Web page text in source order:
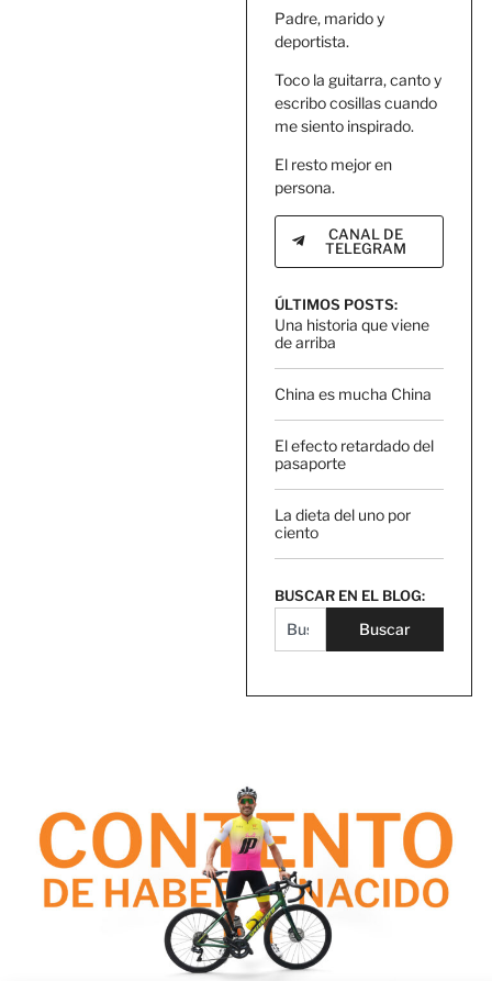
Padre, marido y
deportista.
Toco la guitarra, canto y
escribo cosillas cuando
me siento inspirado.
El resto mejor en
persona.
CANAL DE
TELEGRAM
ÚLTIMOS POSTS:
Una historia que viene
de arriba
China es mucha China
El efecto retardado del
pasaporte
La dieta del uno por
ciento
BUSCAR EN EL BLOG:
Buscar